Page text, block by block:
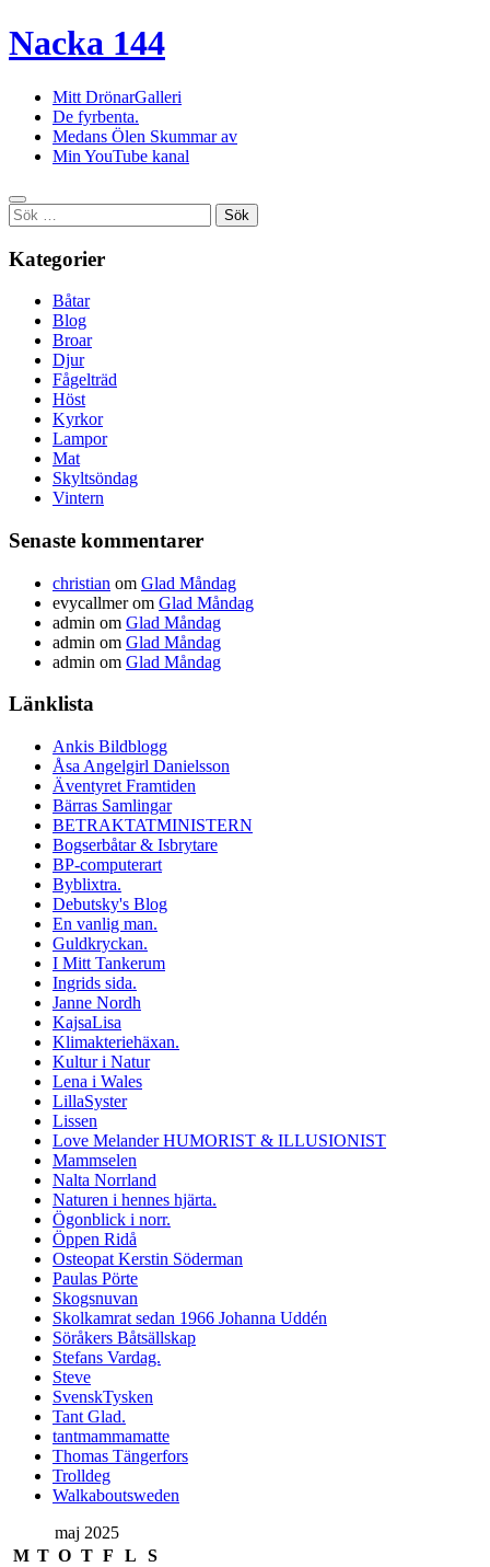
Nacka 144
Mitt DrönarGalleri
De fyrbenta.
Medans Ölen Skummar av
Min YouTube kanal
Sök
efter:
Kategorier
Båtar
Blog
Broar
Djur
Fågelträd
Höst
Kyrkor
Lampor
Mat
Skyltsöndag
Vintern
Senaste kommentarer
christian om Glad Måndag
evycallmerom Glad Måndag
admin om Glad Måndag
admin om Glad Måndag
admin om Glad Måndag
Länklista
Ankis Bildblogg
Åsa Angelgirl Danielsson
Äventyret Framtiden
Bärras Samlingar
BETRAKTATMINISTERN
Bogserbåtar & Isbrytare
BP-computerart
Byblixtra.
Debutsky's Blog
En vanlig man.
Guldkryckan.
I Mitt Tankerum
Ingrids sida.
Janne Nordh
KajsaLisa
Klimakteriehäxan.
Kultur i Natur
Lena i Wales
LillaSyster
Lissen
Love Melander HUMORIST & ILLUSIONIST
Mammselen
Nalta Norrland
Naturen i hennes hjärta.
Ögonblick i norr.
Öppen Ridå
Osteopat Kerstin Söderman
Paulas Pörte
Skogsnuvan
Skolkamrat sedan 1966 Johanna Uddén
Söråkers Båtsällskap
Stefans Vardag.
Steve
SvenskTysken
Tant Glad.
tantmammamatte
Thomas Tängerfors
Trolldeg
Walkaboutsweden
maj 2025
M T O T F L
S